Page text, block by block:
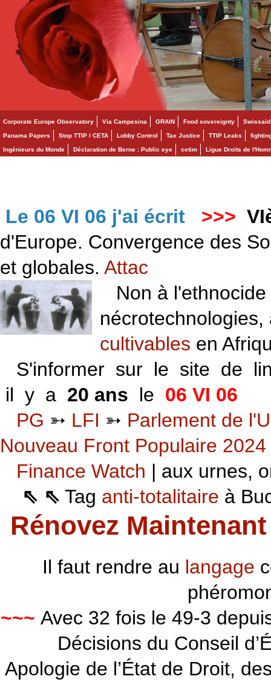
Corporate Europe Observatory Via Campesina GRAIN Food sovereignty Swissaid
Panama Papers Stop TTIP / CETA Lobby Control Tax Justice TTIP Leaks
Ingénieurs du Monde Déclaration de Berne : Public eye cetim Ligue Droits de
Le 06 VI 06 j'ai écrit >>>
d'Europe. Convergence des
et globales. Attac
Non à l'ethnocide
cultivables en
S'informer sur le site de
il y a 20 ans le 06 VI 06
PG ➳ LFI ➳ Parlement de
Nouveau Front Populaire 2024
Finance Watch | aux urnes,
⇖ ⇖ Tag anti-totalitaire à
Rénovez
Il faut rendre au langage
~~~ Avec 32 fois le 49-3
Décisions du Conseil
Apologie de l’État de Droit,